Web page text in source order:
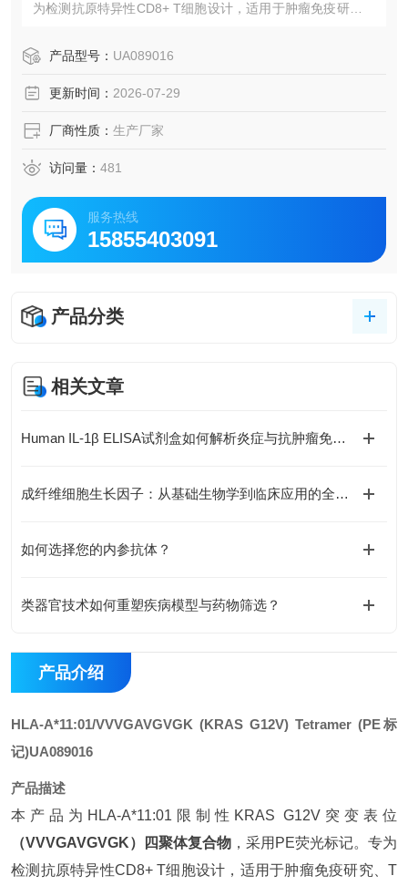
为检测抗原特异性CD8+ T细胞设计，适用于肿瘤免疫研究、
产品型号： UA089016
更新时间： 2026-07-29
厂商性质： 生产厂家
访问量： 481
服务热线
15855403091
产品分类
相关文章
Human IL-1β ELISA试剂盒如何解析炎症与抗肿瘤免疫的复杂关联？
成纤维细胞生长因子：从基础生物学到临床应用的全面探索
如何选择您的内参抗体？
类器官技术如何重塑疾病模型与药物筛选？
产品介绍
HLA-A*11:01/VVVGAVGVGK (KRAS G12V) Tetramer (PE标
记)UA089016
产品描述
本产品为HLA-A*11:01限制性KRAS G12V突变表位
（VVVGAVGVGK）四聚体复合物 ，采用PE荧光标记。专为
检测抗原特异性CD8+ T细胞设计，适用于肿瘤免疫研究、T